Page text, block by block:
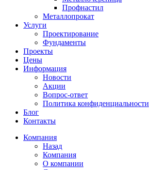
Профнастил
Металлопрокат
Услуги
Проектирование
Фундаменты
Проекты
Цены
Информация
Новости
Акции
Вопрос-ответ
Политика конфиденциальности
Блог
Контакты
Компания
Назад
Компания
О компании